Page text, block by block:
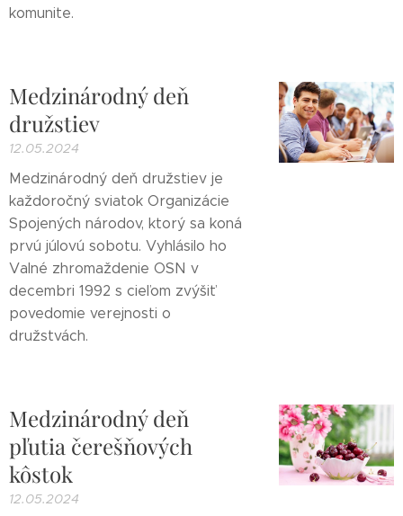
komunite.
Medzinárodný deň
družstiev
12.05.2024
Medzinárodný deň družstiev je
každoročný sviatok Organizácie
Spojených národov, ktorý sa koná
prvú júlovú sobotu. Vyhlásilo ho
Valné zhromaždenie OSN v
decembri 1992 s cieľom zvýšiť
povedomie verejnosti o
družstvách.
Medzinárodný deň
pľutia čerešňových
kôstok
12.05.2024